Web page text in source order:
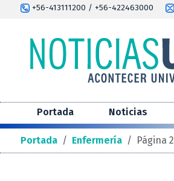
+56-413111200 / +56-422463000
Portada Noticias
Portada / Enfermería / Página 2